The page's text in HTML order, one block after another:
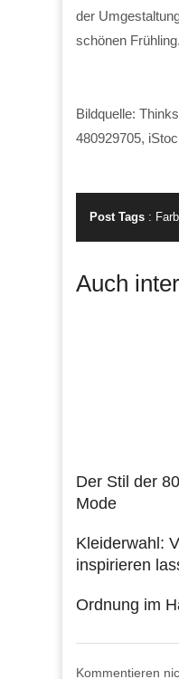
der
schönen Frühling.
Bildquelle:
480929705,
Post Tags :
Auch
Der Stil der
Mode
Kleiderwahl:
inspirieren
Ordnung im
Kommentieren